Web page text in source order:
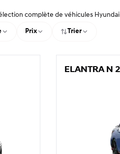
complète de véhicules
Prix Trier
ELANTRA N